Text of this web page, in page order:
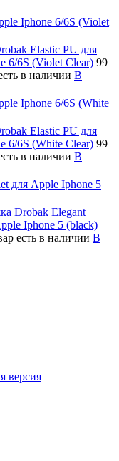
Iphone 6/6S (Violet
Elastic PU для
6/6S (Violet Clear) 99
в наличии В
Iphone 6/6S (White
Elastic PU для
6/6S (White Clear) 99
в наличии В
для Apple Iphone 5
Drobak Elegant
Iphone 5 (black)
есть в наличии В
версия